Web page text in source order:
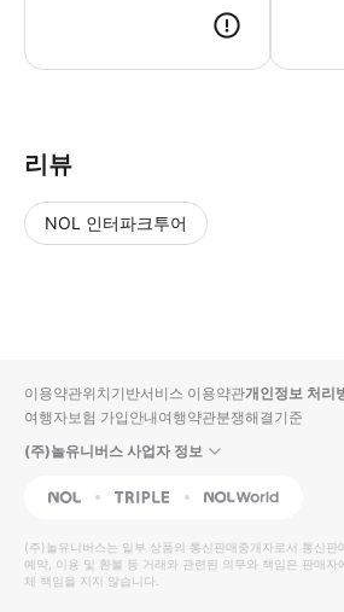
리뷰
NOL 인터파크투어
입니
다.
높
은
순
동
영
상
순
상
이용약관위치기반서비스 이용약관개인정보 처리
여행자보험 가입안내여행약관분쟁해결기준
(주)놀유니버스 사업자 정보
NOL Triple Interpark Global
(주)놀유니버스는 일부 상품의 통신판매중개자로서 통신판
예약, 이용 및 환불 등 거래와 관련된 의무와 책임은 판매자
체 책임을 지지 않습니다.